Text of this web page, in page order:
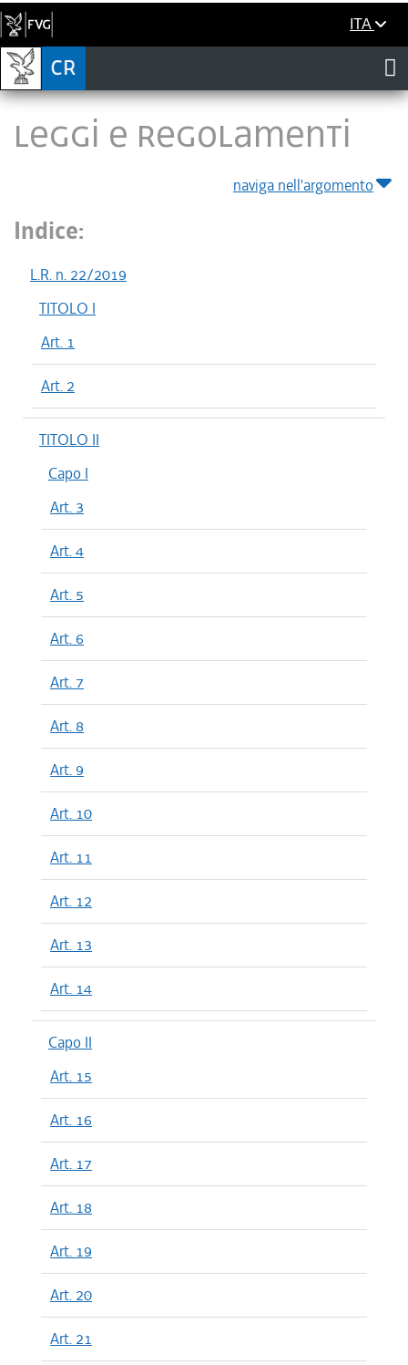
ITA
LEGGI E REGOLAMENTI
naviga nell'argomento
Indice:
L.R. n. 22/2019
TITOLO I
Art. 1
Art. 2
TITOLO II
Capo I
Art. 3
Art. 4
Art. 5
Art. 6
Art. 7
Art. 8
Art. 9
Art. 10
Art. 11
Art. 12
Art. 13
Art. 14
Capo II
Art. 15
Art. 16
Art. 17
Art. 18
Art. 19
Art. 20
Art. 21